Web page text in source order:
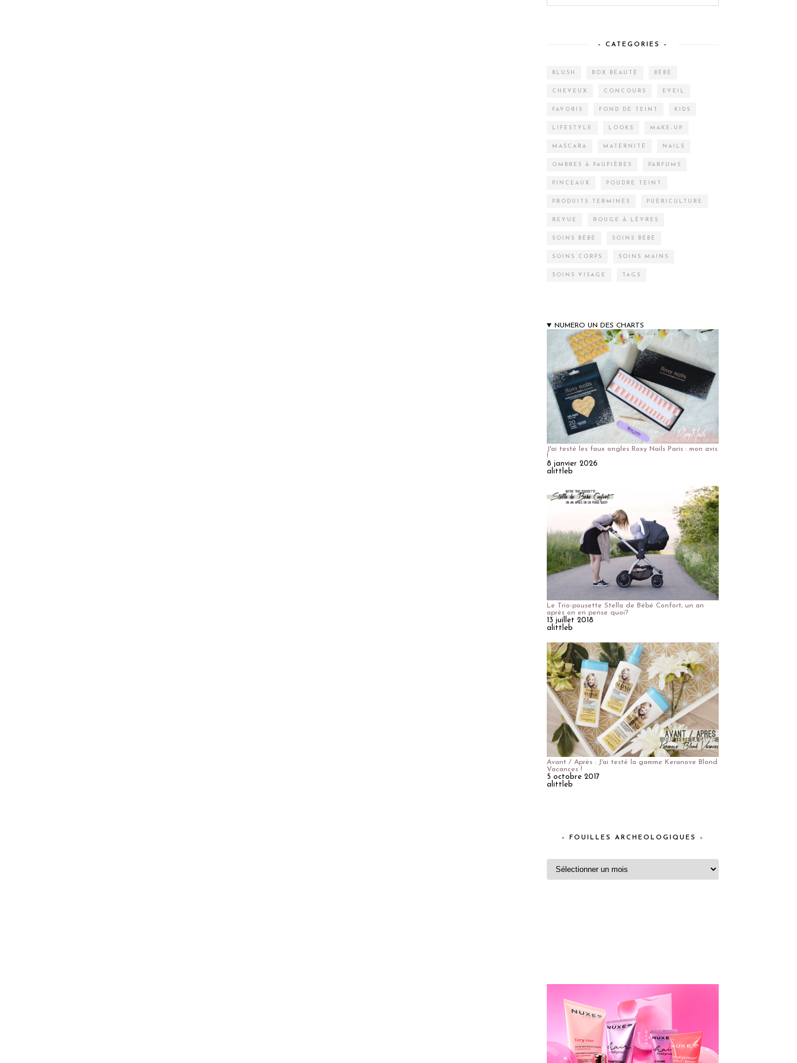
– CATEGORIES –
BLUSH BOX BEAUTÉ BÉBÉ
CHEVEUX CONCOURS EVEIL
FAVORIS FOND DE TEINT KIDS
LIFESTYLE LOOKS MAKE-UP
MASCARA MATERNITÉ NAILS
OMBRES À PAUPIÈRES PARFUMS
PINCEAUX POUDRE TEINT
PRODUITS TERMINÉS PUÉRICULTURE
REVUE ROUGE À LÈVRES
SOINS BÉBÉ SOINS BÉBÉ
SOINS CORPS SOINS MAINS
SOINS VISAGE TAGS
NUMERO UN DES CHARTS
J'ai testé les faux ongles Roxy Nails Paris : mon avis
!
8 janvier 2026
alittleb
Le Trio-pousette Stella de Bébé Confort, un an
après on en pense quoi?
13 juillet 2018
alittleb
Avant / Après : J'ai testé la gamme Keranove Blond
Vacances !
5 octobre 2017
alittleb
– FOUILLES ARCHEOLOGIQUES –